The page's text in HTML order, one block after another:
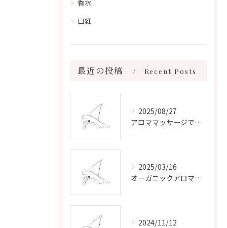
香水
口紅
最近の投稿 Recent Posts
2025/08/27
アロママッサージで叶える心身リラックスと健康維持の新習慣ガイド
2025/03/16
オーガニックアロマで心と体を癒す
2024/11/12